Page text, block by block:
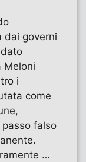
dai governi
Meloni
i
come
passo falso
…